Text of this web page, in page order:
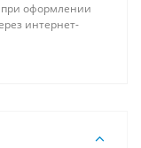
при оформлении
интернет-